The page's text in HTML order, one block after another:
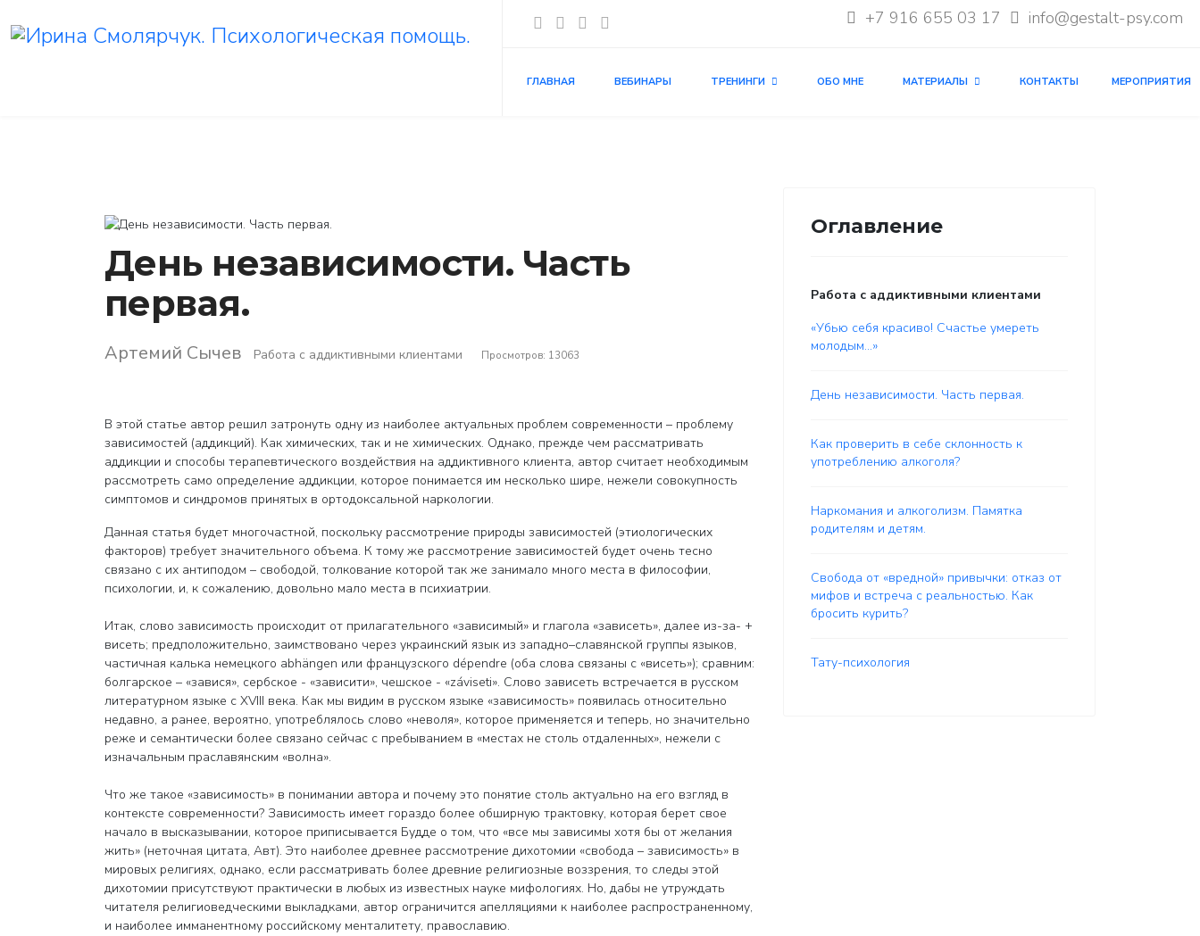
+7 916 655 03 17 info@gestalt-psy.com
ГЛАВНАЯ ВЕБИНАРЫ ТРЕНИНГИ ОБО МНЕ МАТЕРИАЛЫ КОНТАКТЫ МЕРОПРИЯТИЯ
День независимости. Часть
первая.
Артемий Сычев Работа с аддиктивными клиентами Просмотров: 13063
В этой статье автор решил затронуть одну из наиболее актуальных проблем современности – проблему
зависимостей (аддикций). Как химических, так и не химических. Однако, прежде чем рассматривать
аддикции и способы терапевтического воздействия на аддиктивного клиента, автор считает необходимым
рассмотреть само определение аддикции, которое понимается им несколько шире, нежели совокупность
симптомов и синдромов принятых в ортодоксальной наркологии.
Данная статья будет многочастной, поскольку рассмотрение природы зависимостей (этиологических
факторов) требует значительного объема. К тому же рассмотрение зависимостей будет очень тесно
связано с их антиподом – свободой, толкование которой так же занимало много места в философии,
психологии, и, к сожалению, довольно мало места в психиатрии.
Итак, слово зависимость происходит от прилагательного «зависимый» и глагола «зависеть», далее из-за- +
висеть; предположительно, заимствовано через украинский язык из западно–славянской группы языков,
частичная калька немецкого abhängen или французского dépendre (оба слова связаны с «висеть»); сравним:
болгарское – «завися», сербское - «зависити», чешское - «záviseti». Слово зависеть встречается в русском
литературном языке с XVIII века. Как мы видим в русском языке «зависимость» появилась относительно
недавно, а ранее, вероятно, употреблялось слово «неволя», которое применяется и теперь, но значительно
реже и семантически более связано сейчас с пребыванием в «местах не столь отдаленных», нежели с
изначальным праславянским «волна».
Что же такое «зависимость» в понимании автора и почему это понятие столь актуально на его взгляд в
контексте современности? Зависимость имеет гораздо более обширную трактовку, которая берет свое
начало в высказывании, которое приписывается Будде о том, что «все мы зависимы хотя бы от желания
жить» (неточная цитата, Авт). Это наиболее древнее рассмотрение дихотомии «свобода – зависимость» в
мировых религиях, однако, если рассматривать более древние религиозные воззрения, то следы этой
дихотомии присутствуют практически в любых из известных науке мифологиях. Но, дабы не утруждать
читателя религиоведческими выкладками, автор ограничится апелляциями к наиболее распространенному,
и наиболее имманентному российскому менталитету, православию.
Оглавление
Работа с аддиктивными клиентами
«Убью себя красиво! Счастье умереть
молодым...»
День независимости. Часть первая.
Как проверить в себе склонность к
употреблению алкоголя?
Наркомания и алкоголизм. Памятка
родителям и детям.
Свобода от «вредной» привычки: отказ от
мифов и встреча с реальностью. Как
бросить курить?
Тату-психология